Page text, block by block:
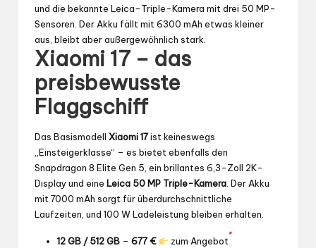
und die bekannte Leica-Triple-Kamera mit drei 50 MP-
Sensoren. Der Akku fällt mit 6300 mAh etwas kleiner
aus, bleibt aber außergewöhnlich stark.
Xiaomi 17 – das
preisbewusste
Flaggschiff
Das Basismodell Xiaomi 17ist keineswegs
„Einsteigerklasse“ – es bietet ebenfalls den
Snapdragon 8 Elite Gen 5, ein brillantes 6,3-Zoll 2K-
Display und eine Leica 50 MP Triple-Kamera. Der Akku
mit 7000 mAh sorgt für überdurchschnittliche
Laufzeiten, und 100 W Ladeleistung bleiben erhalten.
12 GB / 512 GB – 677 € zum Angebot
*